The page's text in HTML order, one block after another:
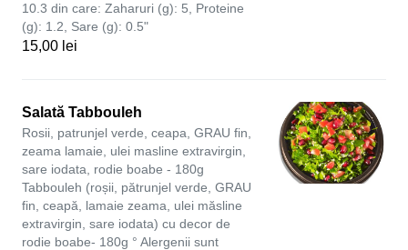
10.3 din care: Zaharuri (g): 5, Proteine
(g): 1.2, Sare (g): 0.5"
15,00 lei
Salată Tabbouleh
Rosii, patrunjel verde, ceapa, GRAU fin,
zeama lamaie, ulei masline extravirgin,
sare iodata, rodie boabe - 180g
Tabbouleh (roșii, pătrunjel verde, GRAU
fin, ceapă, lamaie zeama, ulei măsline
extravirgin, sare iodata) cu decor de
rodie boabe- 180g ° Alergenii sunt